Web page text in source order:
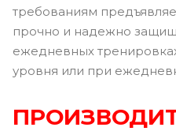
требованиям
прочно и надежно
ежедневных
уровня или при